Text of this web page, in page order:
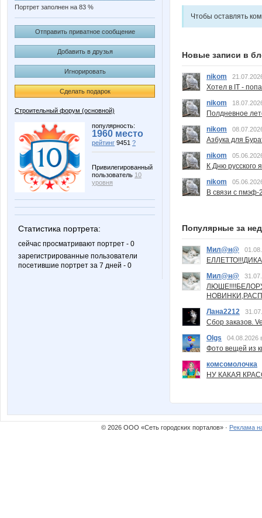
Портрет заполнен на 83 %
Отправить приватное сообщение
Добавить в друзья
Игнорировать
Сделать подарок
Строительный форум (основной)
популярность:
1960 место
рейтинг 9451 ?
Привилегированный
пользователь 10
уровня
Статистика портрета:
сейчас просматривают портрет - 0
зарегистрированные пользователи
посетившие портрет за 7 дней - 0
Чтобы оставлять
Новые записи в
nikom
Хотел в IT -
nikom
Полдневное
nikom
Азбука для
nikom
К Дню русского
nikom
В связи с пмэф-
Популярные за
Мил@н@
Мил@н@
Лана2212
Сбор заказов.
Olgs
04.08.2026
Фото вещей из
комсомолочка
НУ КАКАЯ
© 2026 ООО «Сеть городских порталов» · Реклама